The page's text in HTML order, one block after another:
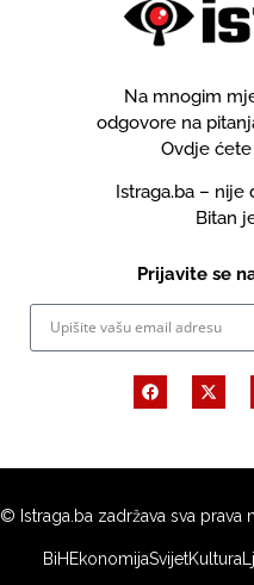
Na mnogim
odgovore na
Ovdje ćete
Istraga.ba –
Bitan
Prijavite se
© Istraga.ba zadržava sva prava
BiHEkonomijaSvijetKultura